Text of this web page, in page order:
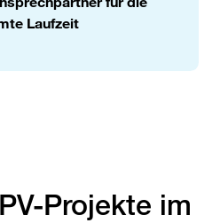
Laufzeit
Projekte im